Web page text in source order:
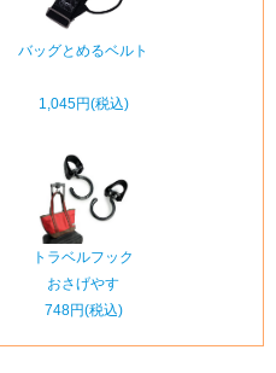
バッグとめるベルト
1,045円(税込)
トラベルフック
おさげやす
748円(税込)